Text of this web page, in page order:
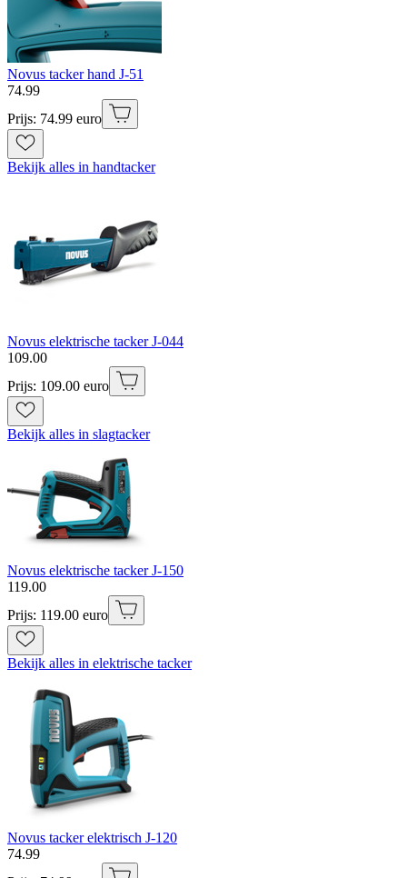
Novus tacker hand J-51
74.99
Prijs: 74.99 euro
Bekijk alles in handtacker
Novus elektrische tacker J-044
109.00
Prijs: 109.00 euro
Bekijk alles in slagtacker
Novus elektrische tacker J-150
119.00
Prijs: 119.00 euro
Bekijk alles in elektrische tacker
Novus tacker elektrisch J-120
74.99